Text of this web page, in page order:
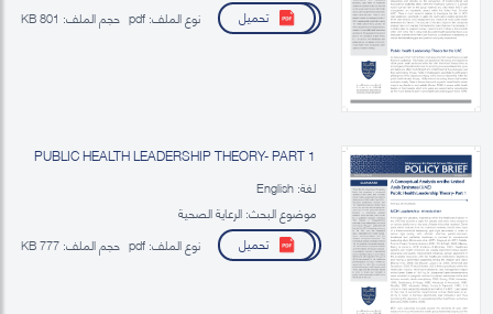
تحميل
نوع الملف: حجم الملف:
PUBLIC HEALTH LEADERSHIP THEORY- PART 1
لغة: English
موضوع البحث: الرعاية الصحية
تحميل
نوع الملف: حجم الملف: